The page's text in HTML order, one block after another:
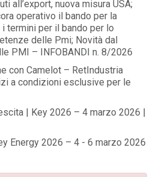
all’export, nuova misura USA;
operativo il bando per la
i termini per il bando per lo
delle Pmi; Novità dal
PMI – INFOBANDI n. 8/2026
con Camelot – RetIndustria
a condizioni esclusive per le
| Key 2026 – 4 marzo 2026 |
Energy 2026 – 4 - 6 marzo 2026